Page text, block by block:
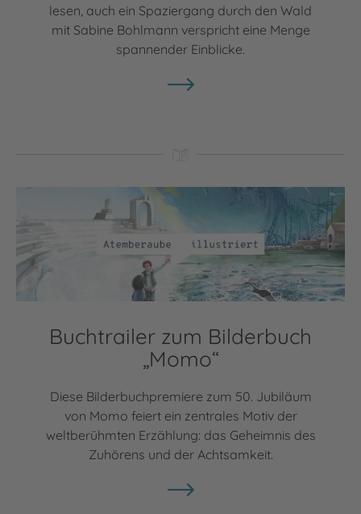
lesen, auch ein Spaziergang durch den Wald
mit Sabine Bohlmann verspricht eine Menge
spannender Einblicke.
Video abspielen
Buchtrailer zum Bilderbuch
„Momo“
Diese Bilderbuchpremiere zum 50. Jubiläum
von Momo feiert ein zentrales Motiv der
weltberühmten Erzählung: das Geheimnis des
Zuhörens und der Achtsamkeit.